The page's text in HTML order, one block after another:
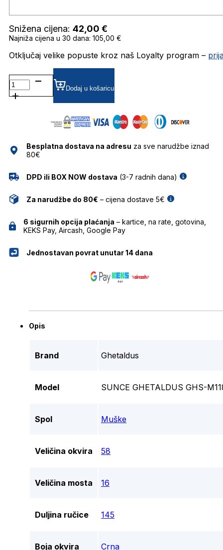
Snižena cijena: 42,00 €
Najniža cijena u 30 dana: 105,00 €
Otključaj velike popuste kroz naš Loyalty program –
GHS-
M118-
2 SUNČANE
GHETALDUS
Dodaj u košaricu
Besplatna dostava na adresu za sve narudžbe iznad
80€
DPD ili BOX NOW dostava (3-7 radnih dana)
Za narudžbe do 80€ – cijena dostave 5€
6 sigurnih opcija plaćanja – kartice, na rate, gotovina,
KEKS Pay, Aircash, Google Pay
Jednostavan povrat unutar 14 dana
Opis
Brand Ghetaldus
Model SUNCE GHETALDUS GHS-
Spol Muške
Veličina okvira 58
Veličina mosta 16
Duljina ručice 145
Boja okvira Crna